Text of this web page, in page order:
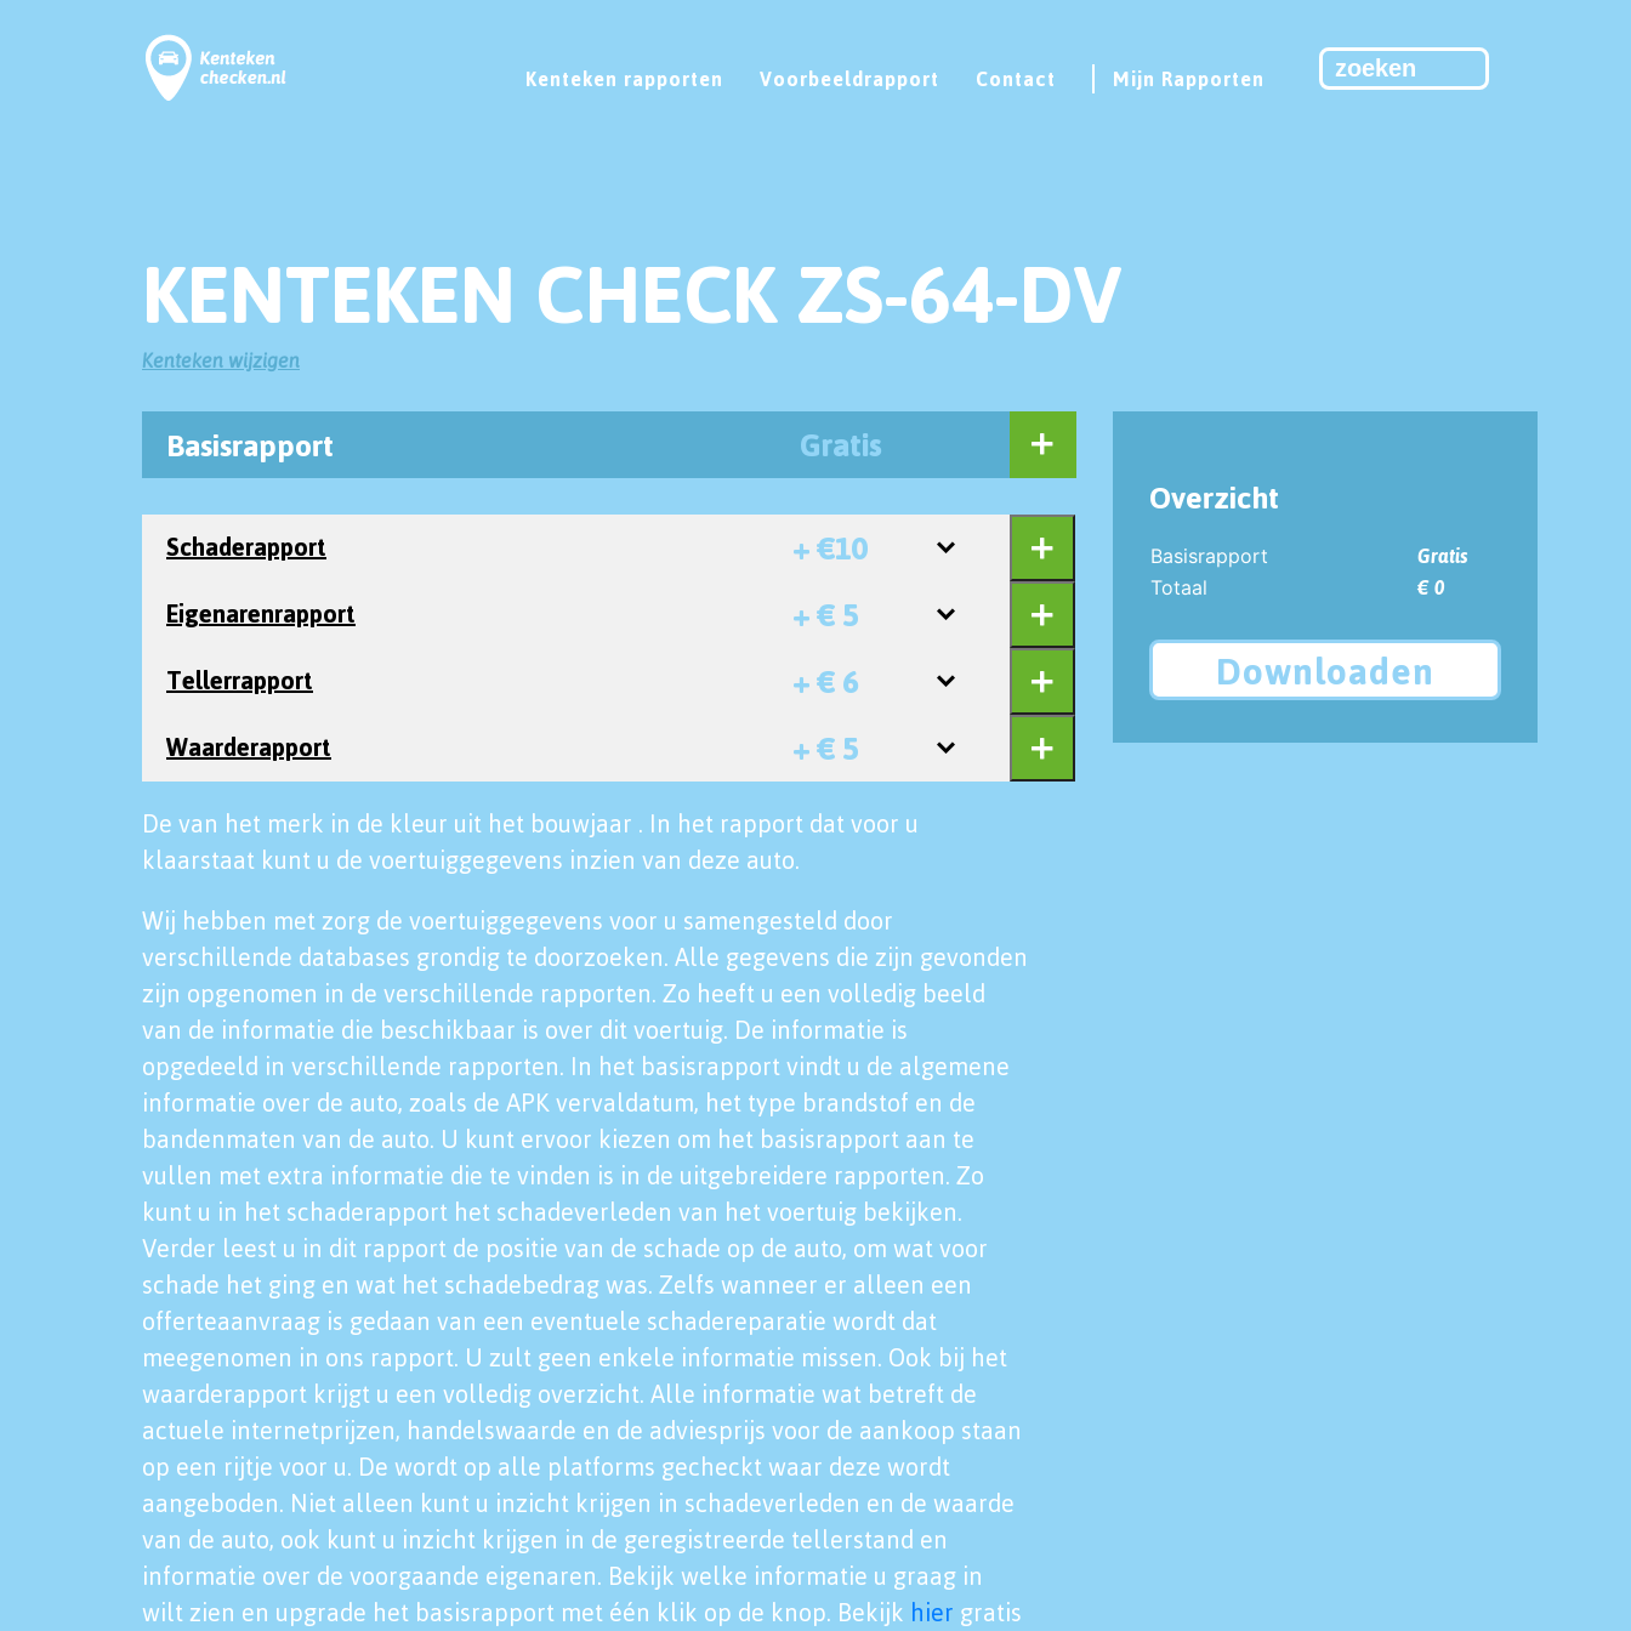
Kenteken rapporten Voorbeeldrapport Contact Mijn Rapporten
KENTEKEN CHECK ZS-64-DV
Kenteken wijzigen
Basisrapport Gratis
Schaderapport + €10
Eigenarenrapport + € 5
Tellerrapport + € 6
Waarderapport + € 5
De van het merk in de kleur uit het bouwjaar . In het rapport dat voor u
klaarstaat kunt u de voertuiggegevens inzien van deze auto.
Wij hebben met zorg de voertuiggegevens voor u samengesteld door
verschillende databases grondig te doorzoeken. Alle gegevens die zijn gevonden
zijn opgenomen in de verschillende rapporten. Zo heeft u een volledig beeld
van de informatie die beschikbaar is over dit voertuig. De informatie is
opgedeeld in verschillende rapporten. In het basisrapport vindt u de algemene
informatie over de auto, zoals de APK vervaldatum, het type brandstof en de
bandenmaten van de auto. U kunt ervoor kiezen om het basisrapport aan te
vullen met extra informatie die te vinden is in de uitgebreidere rapporten. Zo
kunt u in het schaderapport het schadeverleden van het voertuig bekijken.
Verder leest u in dit rapport de positie van de schade op de auto, om wat voor
schade het ging en wat het schadebedrag was. Zelfs wanneer er alleen een
offerteaanvraag is gedaan van een eventuele schadereparatie wordt dat
meegenomen in ons rapport. U zult geen enkele informatie missen. Ook bij het
waarderapport krijgt u een volledig overzicht. Alle informatie wat betreft de
actuele internetprijzen, handelswaarde en de adviesprijs voor de aankoop staan
op een rijtje voor u. De wordt op alle platforms gecheckt waar deze wordt
aangeboden. Niet alleen kunt u inzicht krijgen in schadeverleden en de waarde
van de auto, ook kunt u inzicht krijgen in de geregistreerde tellerstand en
informatie over de voorgaande eigenaren. Bekijk welke informatie u graag in
wilt zien en upgrade het basisrapport met één klik op de knop. Bekijk hier gratis
Overzicht
Basisrapport
Gratis
Totaal
€ 0
Downloaden